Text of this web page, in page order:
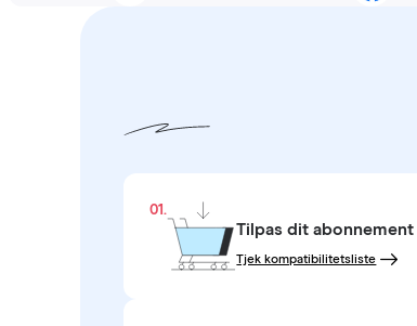
01.
Tilpas dit abonnement
Tjek kompatibilitetsliste